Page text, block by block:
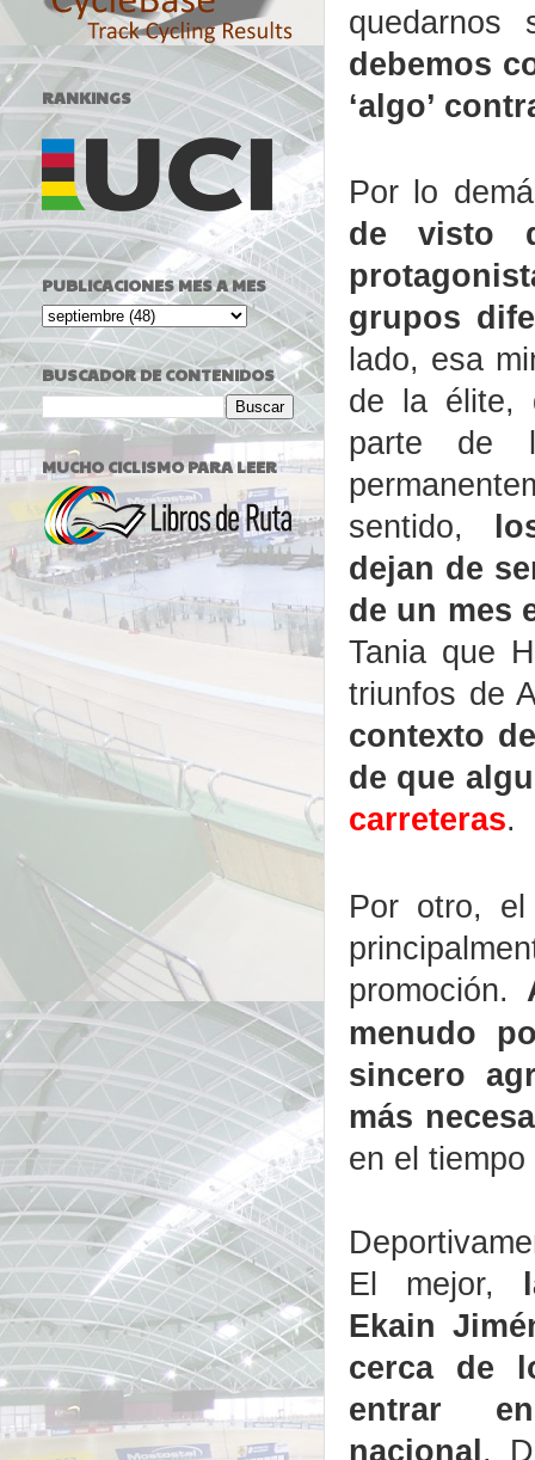
debemos
‘algo’
Por lo
de visto
grupos
lado, esa
de la élite,
parte de
sentido,
dejan de
de un mes
Tania que
triunfos de
contexto
de que
carreteras.
Por otro,
promoción.
menudo
sincero
más
en el tiempo
El mejor,
Ekain
cerca de
entrar
nacional.
RANKINGS
PUBLICACIONES MES A MES
BUSCADOR DE CONTENIDOS
MUCHO CICLISMO PARA LEER